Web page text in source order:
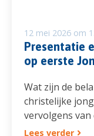
12 mei 2026 om
Presentatie
op eerste
Wat zijn de
christelijke
vervolgens
Lees verder